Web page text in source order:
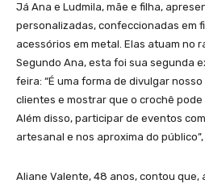
Já Ana e Ludmila, mãe e filha,
personalizadas, confeccionadas em
acessórios em metal. Elas atuam no
Segundo Ana, esta foi sua segunda
feira: “É uma forma de divulgar
clientes e mostrar que o crochê
Além disso, participar de eventos
artesanal e nos aproxima do
Aliane Valente, 48 anos, contou que,